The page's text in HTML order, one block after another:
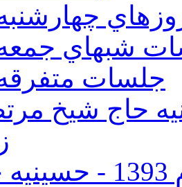
چهارشنبه
شبهاي جمعه
جلسات متفرقه
دوم 93 - حسينيه حاج
جلسات دهه اول محرم الحرام